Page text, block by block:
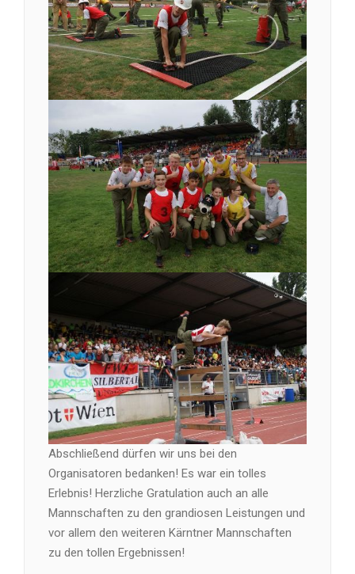
Abschließend dürfen wir uns bei den
Organisatoren bedanken! Es war ein tolles
Erlebnis! Herzliche Gratulation auch an alle
Mannschaften zu den grandiosen Leistungen und
vor allem den weiteren Kärntner Mannschaften
zu den tollen Ergebnissen!